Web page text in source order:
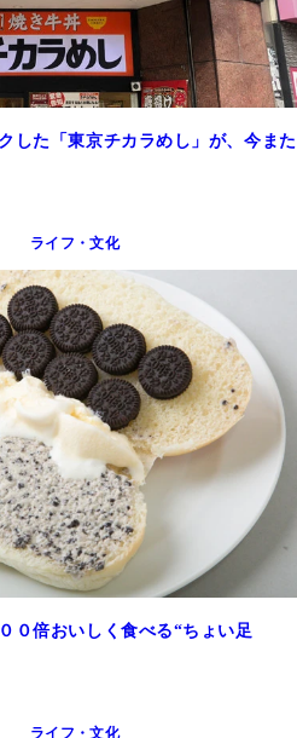
した「東京チカラめし」が、今また
ライフ・文化
０倍おいしく食べる“ちょい足
ライフ・文化